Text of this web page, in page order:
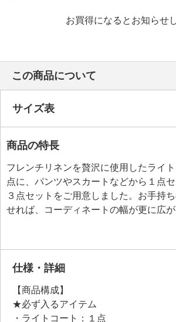
お買得になるとお知らせ
この商品について
サイズ表
商品の特長
フレンチリネンを贅沢に使用したライ
点に、パンツやスカートなどから１点
３点セットをご用意しました。お手持
せれば、コーディネートの幅が更に広が
仕様・詳細
【商品構成】
★必ず入るアイテム
・ライトコート：１点